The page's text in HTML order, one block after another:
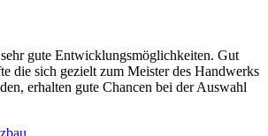
gute Entwicklungsmöglichkeiten. Gut
die sich gezielt zum Meister des Handwerks
erhalten gute Chancen bei der Auswahl